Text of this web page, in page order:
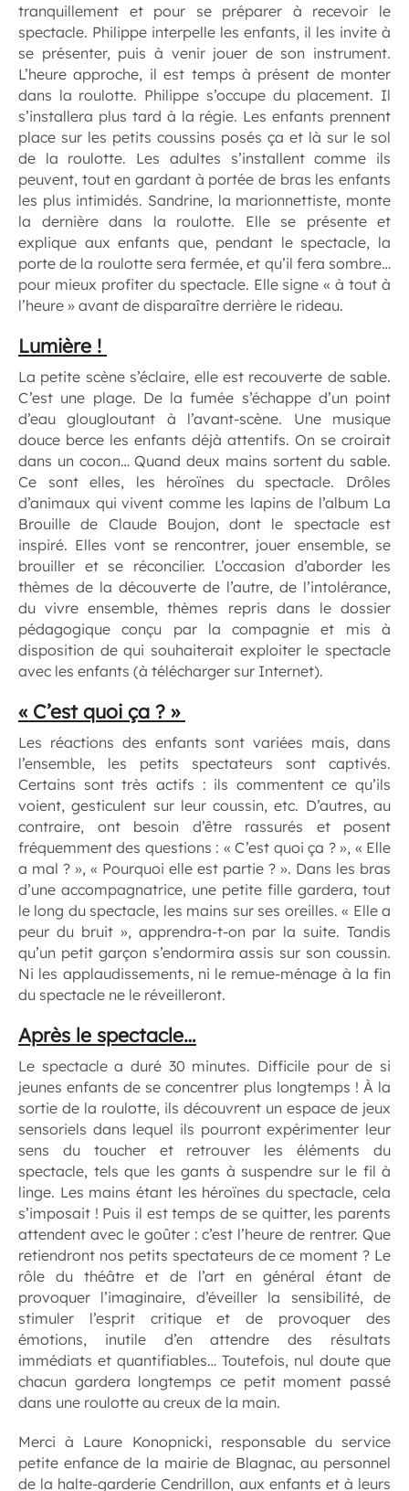
tranquillement et pour se préparer à recevoir le
spectacle. Philippe interpelle les enfants, il les invite à
se présenter, puis à venir jouer de son instrument.
L’heure approche, il est temps à présent de monter
dans la roulotte. Philippe s’occupe du placement. Il
s’installera plus tard à la régie. Les enfants prennent
place sur les petits coussins posés ça et là sur le sol
de la roulotte. Les adultes s’installent comme ils
peuvent, tout en gardant à portée de bras les enfants
les plus intimidés. Sandrine, la marionnettiste, monte
la dernière dans la roulotte. Elle se présente et
explique aux enfants que, pendant le spectacle, la
porte de la roulotte sera fermée, et qu’il fera sombre…
pour mieux profiter du spectacle. Elle signe « à tout à
l’heure » avant de disparaître derrière le rideau.
Lumière !
La petite scène s’éclaire, elle est recouverte de sable.
C’est une plage. De la fumée s’échappe d’un point
d’eau glougloutant à l’avant-scène. Une musique
douce berce les enfants déjà attentifs. On se croirait
dans un cocon… Quand deux mains sortent du sable.
Ce sont elles, les héroïnes du spectacle. Drôles
d’animaux qui vivent comme les lapins de l’album La
Brouille de Claude Boujon, dont le spectacle est
inspiré. Elles vont se rencontrer, jouer ensemble, se
brouiller et se réconcilier. L’occasion d’aborder les
thèmes de la découverte de l’autre, de l’intolérance,
du vivre ensemble, thèmes repris dans le dossier
pédagogique conçu par la compagnie et mis à
disposition de qui souhaiterait exploiter le spectacle
avec les enfants (à télécharger sur Internet).
« C’est quoi ça ? »
Les réactions des enfants sont variées mais, dans
l’ensemble, les petits spectateurs sont captivés.
Certains sont très actifs : ils commentent ce qu’ils
voient, gesticulent sur leur coussin, etc. D’autres, au
contraire, ont besoin d’être rassurés et posent
fréquemment des questions : « C’est quoi ça ? », « Elle
a mal ? », « Pourquoi elle est partie ? ». Dans les bras
d’une accompagnatrice, une petite fille gardera, tout
le long du spectacle, les mains sur ses oreilles. « Elle a
peur du bruit », apprendra-t-on par la suite. Tandis
qu’un petit garçon s’endormira assis sur son coussin.
Ni les applaudissements, ni le remue-ménage à la fin
du spectacle ne le réveilleront.
Après le spectacle…
Le spectacle a duré 30 minutes. Difficile pour de si
jeunes enfants de se concentrer plus longtemps ! À la
sortie de la roulotte, ils découvrent un espace de jeux
sensoriels dans lequel ils pourront expérimenter leur
sens du toucher et retrouver les éléments du
spectacle, tels que les gants à suspendre sur le fil à
linge. Les mains étant les héroïnes du spectacle, cela
s’imposait ! Puis il est temps de se quitter, les parents
attendent avec le goûter : c’est l’heure de rentrer. Que
retiendront nos petits spectateurs de ce moment ? Le
rôle du théâtre et de l’art en général étant de
provoquer l’imaginaire, d’éveiller la sensibilité, de
stimuler l’esprit critique et de provoquer des
émotions, inutile d’en attendre des résultats
immédiats et quantifiables… Toutefois, nul doute que
chacun gardera longtemps ce petit moment passé
dans une roulotte au creux de la main.
Merci à Laure Konopnicki, responsable du service
petite enfance de la mairie de Blagnac, au personnel
de la halte-garderie Cendrillon, aux enfants et à leurs